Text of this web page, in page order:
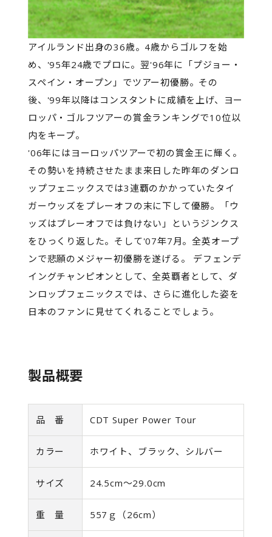
アイルランド出身の36歳。4歳からゴルフを始
め、'95年24歳でプロに。翌'96年に「プジョー・
スペイン・オープン」でツアー初優勝。その
後、'99年以降はコンスタントに成績を上げ、ヨー
ロッパ・ゴルフツアーの賞金ランキングで10位以
内をキープ。
'06年にはヨーロッパツアーで初の賞金王に輝く。
その勢いを持続させたまま来日した昨年のダンロ
ップフェニックスでは3連覇のかかっていたタイ
ガーウッズをプレーオフの末に下して優勝。「ウ
ッズはプレーオフでは負けない」というジンクス
をひっくり返した。そして'07年7月。全英オープ
ンで悲願のメジャー初優勝を遂げる。 デフェンデ
イングチャンピオンとして、全英覇者として、ダ
ンロップフェニックスでは、さらに進化した姿を
日本のファンに見せてくれることでしょう。
製品概要
品 番 CDT Super Power Tour
カラー ホワイト、ブラック、シルバー
サイズ 24.5cm〜29.0cm
重 量 557ｇ（26cm）